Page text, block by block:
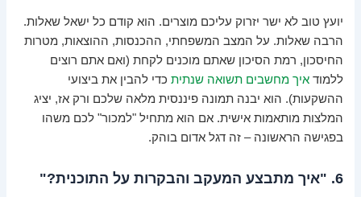
יועץ טוב לא ישר יזרוק עליכם מוצרים. הוא קודם כל ישאל שאלות.
הרבה שאלות. על המצב המשפחתי, ההכנסות, ההוצאות, מטרות
החיסכון, רמת הסיכון שאתם מוכנים לקחת (ואם אתם רוצים
ללמודאיך מחשבים תשואה שנתית כדי להבין את ביצועי
ההשקעות). הוא יבנה תמונה פיננסית מלאה שלכם ורק אז, יציג
המלצות מותאמות אישית. אם הוא מתחיל "למכור" לכם משהו
בפגישה הראשונה – זה דגל אדום בוהק.
6. "איך מתבצע המעקב והבקרות על התוכנית?"